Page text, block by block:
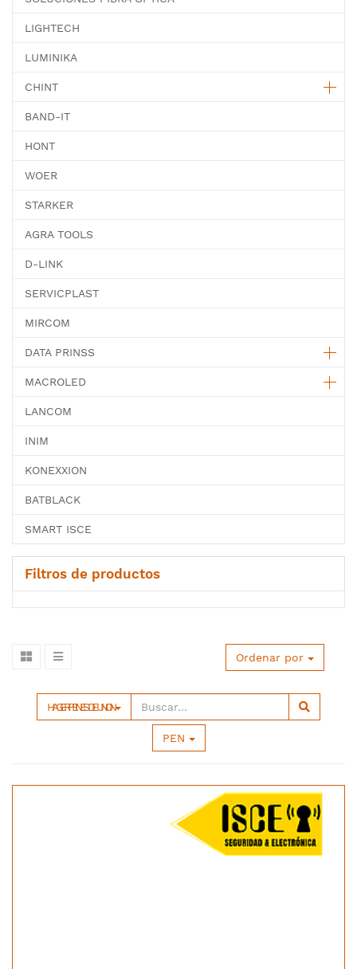
LIGHTECH
LUMINIKA
CHINT
BAND-IT
HONT
WOER
STARKER
AGRA TOOLS
D-LINK
SERVICPLAST
MIRCOM
DATA PRINSS
MACROLED
LANCOM
INIM
KONEXXION
BATBLACK
SMART ISCE
Filtros de productos
HAGER PEINES DE UNION
PEN
Ordenar por